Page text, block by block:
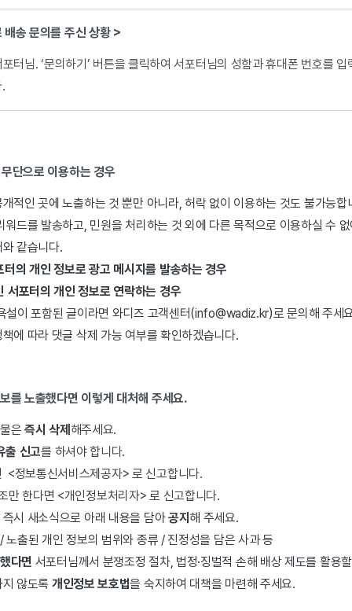
송 문의를 주신 상황 >
터님. ‘문의하기’ 버튼을 클릭하여 서포터님의 성함과 휴대폰 번호를
단으로 이용하는 경우
적인 곳에 노출하는 것 뿐만 아니라, 허락 없이 이용하는 것도 불가능합
워드를 발송하고, 민원을 처리하는 것 외에 다른 목적으로 이용하실 수
같습니다.
의 개인 정보로 광고 메시지를 발송하는 경우
서포터의 개인 정보로 연락하는 경우
설이 포함된 글이라면 와디즈 고객센터(info@wadiz.kr)로 문의해 주세
에 따라 댓글 삭제 가능 여부를 확인하겠습니다.
를 노출했다면 이렇게 대처해 주세요.
은 즉시 삭제 해주세요.
출 신고를 하셔야 합니다.
<정보통신서비스제공자> 로 신고합니다.
만 한다면 <개인정보처리자> 로 신고합니다.
시 새소식으로 아래 내용을 담아공지 해 주세요.
노출된 개인 정보의 범위와 종류 / 진정성을 담은 사과 등
다면 서포터님께서 분쟁조정 절차, 법정·징벌적 손해 배상 제도를 활용
않도록 개인정보 보호법을 숙지하여 대책을 마련해 주세요.